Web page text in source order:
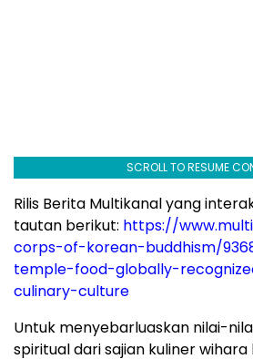
SCROLL TO RESUME
Rilis Berita Multikanal yang
tautan berikut: https://
corps-of-korean-buddhism/
temple-food-globally-
culinary-culture
Untuk menyebarluaskan nilai-
spiritual dari sajian kuliner